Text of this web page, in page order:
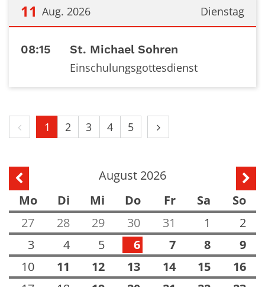
Dienstag
11 Aug. 2026
08:15 St. Michael Sohren
Einschulungsgottesdienst
Vorherige Seite
1 2 3 4 5 Nächste Seite
Vorherige Seite August 2026
Mo
Di Mi Do Fr Sa
So
27
28 29 30 31 1
2
3
4 5 6 7 8
9
10
11 12 13 14 15
16